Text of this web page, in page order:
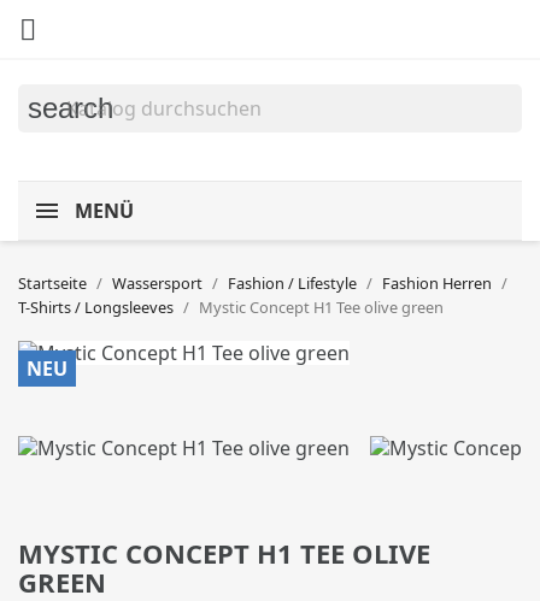

search
MENÜ
Startseite Wassersport Fashion / Lifestyle
Fashion Herren
T-Shirts / Longsleeves
Mystic Concept H1 Tee olive green
NEU
MYSTIC CONCEPT H1 TEE OLIVE
GREEN